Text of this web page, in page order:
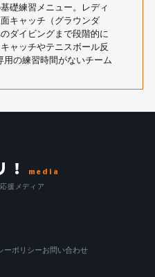
礎練習メニュー。レディ
キャッチ（グラウンダ
ダイビングまで段階的に
ャッチやテニスボール反
の練習時間がないチーム
media
援メディア
ーポリシーお問い合わせ